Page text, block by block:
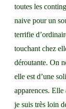
toutes les
naive pour un
terrifie
touchant chez
déroutante. On
elle est d’une
apparences.
je suis très loin